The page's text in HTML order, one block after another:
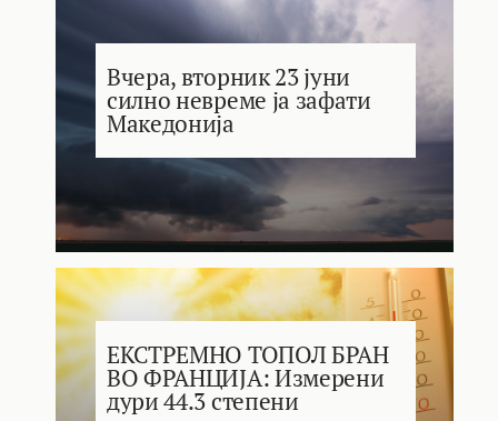
Вчера, вторник 23 јуни
силно невреме ја зафати
Македонија
ЕКСТРЕМНО ТОПОЛ БРАН
ВО ФРАНЦИЈА: Измерени
дури 44.3 степени